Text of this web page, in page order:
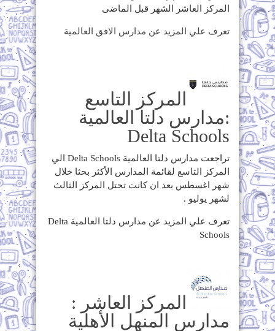
المركز العاشر الشهر قبل الماضى
تعرف علي المزيد عن مدارس الافق العالمية
المركز التاسع
:مدارس دلتا العالمية
Delta Schools
تراجعت مدارس دلتا العالمية Delta Schools الي
المركز التاسع لقائمة المدارس الأكثر بحثا خلال
شهر اغسطس بعد ان كانت تحتل المركز الثالث
لشهر يوليو .
تعرف علي المزيد عن مدارس دلتا العالمية Delta
Schools
المركز العاشر :
مدارس المنهل الأهلية